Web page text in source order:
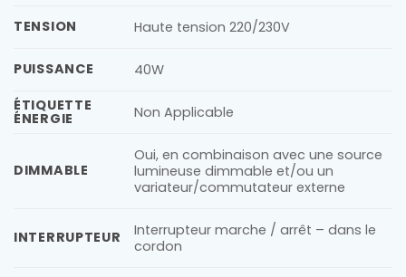
TENSION Haute tension 220/230V
PUISSANCE
40W
ÉTIQUETTE
ÉNERGIE Non Applicable
DIMMABLE
Oui, en combinaison avec une source
lumineuse dimmable et/ou un
variateur/commutateur externe
INTERRUPTEUR
Interrupteur marche / arrêt – dans le
cordon